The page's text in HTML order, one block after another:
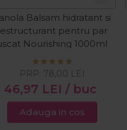
Balsam hidratant si
pentru par
Nourishing 1000ml
46,97 LEI / buc
PRP: 78,00 LEI
Adauga in cos